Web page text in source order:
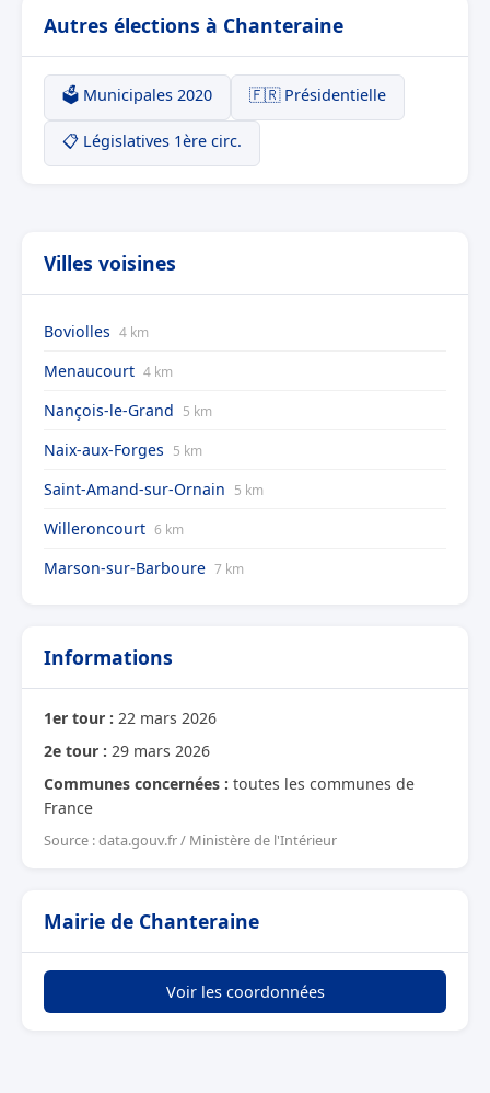
Autres élections à Chanteraine
🗳️ Municipales 2020 🇫🇷 Présidentielle
📋 Législatives 1ère circ.
Villes voisines
Boviolles 4 km
Menaucourt 4 km
Nançois-le-Grand 5 km
Naix-aux-Forges 5 km
Saint-Amand-sur-Ornain 5 km
Willeroncourt 6 km
Marson-sur-Barboure 7 km
Informations
1er tour : 22 mars 2026
2e tour : 29 mars 2026
Communes concernées : toutes les communes de
France
Source : data.gouv.fr / Ministère de l'Intérieur
Mairie de Chanteraine
Voir les coordonnées